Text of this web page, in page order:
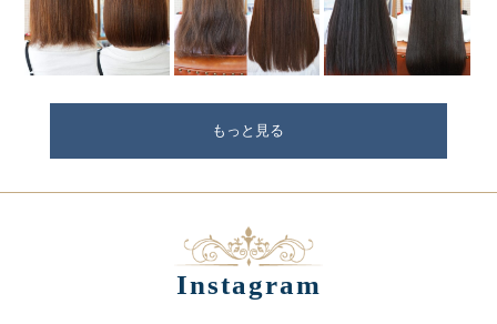
もっと見る
Instagram